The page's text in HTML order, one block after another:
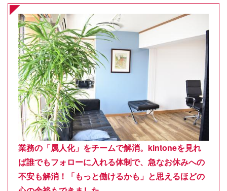
業務の「属人化」をチームで解消。kintoneを見れ
ば誰でもフォローに入れる体制で、急なお休みへの
不安も解消！「もっと働けるかも」と思えるほどの